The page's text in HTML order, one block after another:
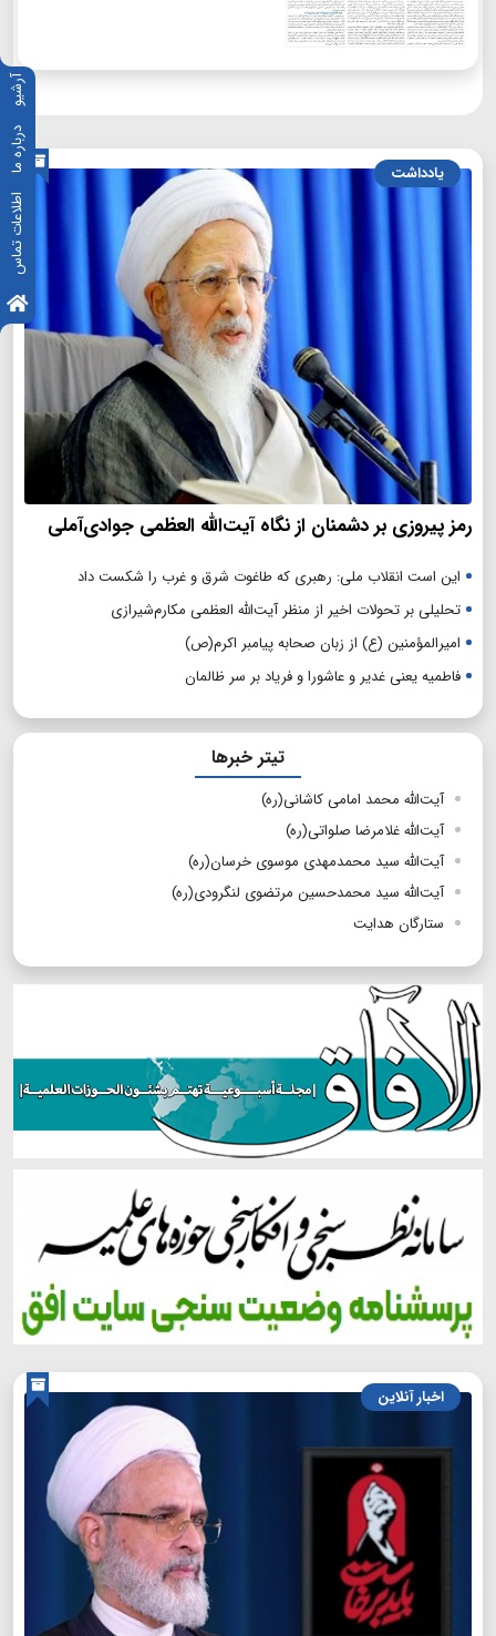
آرشیو
درباره ما
اطلاعات تماس
یادداشت
رمز پیروزی بر دشمنان از نگاه آیت‌الله العظمی جوادی‌آملی
این است انقلاب ملی: رهبری که طاغوت شرق و غرب را شکست داد
تحلیلی بر تحولات اخیر از منظر آیت‌الله العظمی مکارم‌شیرازی
امیرالمؤمنین (ع) از زبان صحابه پیامبر اکرم(ص)
فاطمیه یعنی غدیر و عاشورا و فریاد بر سر ظالمان
تیتر خبرها
آیت‌الله محمد امامی کاشانی(ره)
آیت‌الله غلامرضا صلواتی(ره)
آیت‌الله سید محمدمهدی موسوی خرسان(ره)
آیت‌الله سید محمدحسین مرتضوی لنگرودی(ره)
ستارگان هدایت
اخبار آنلاین